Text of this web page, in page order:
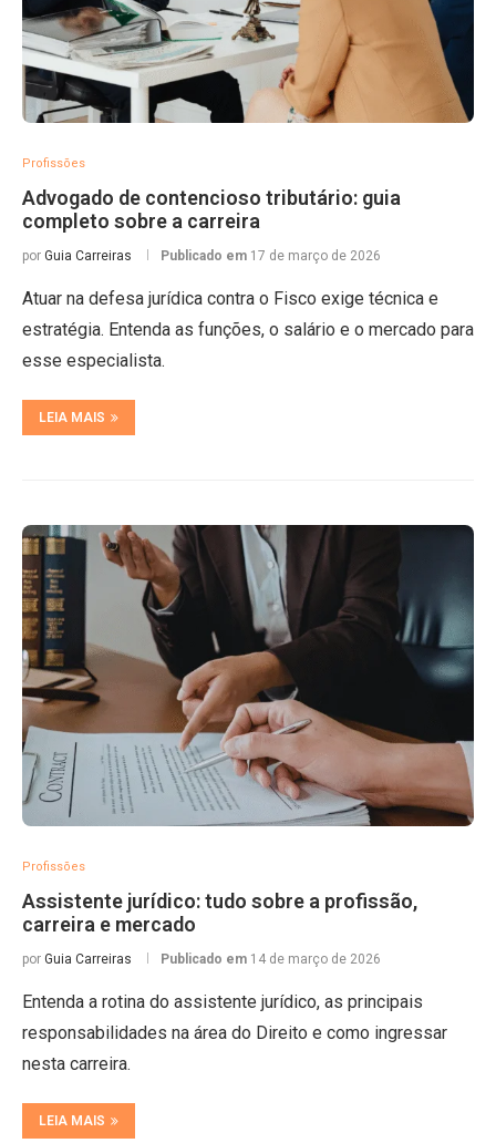
Profissões
Advogado de contencioso tributário: guia
completo sobre a carreira
por Guia Carreiras Publicado em 17 de março de 2026
Atuar na defesa jurídica contra o Fisco exige técnica e
estratégia. Entenda as funções, o salário e o mercado para
esse especialista.
LEIA MAIS
Profissões
Assistente jurídico: tudo sobre a profissão,
carreira e mercado
por Guia Carreiras Publicado em 14 de março de 2026
Entenda a rotina do assistente jurídico, as principais
responsabilidades na área do Direito e como ingressar
nesta carreira.
LEIA MAIS